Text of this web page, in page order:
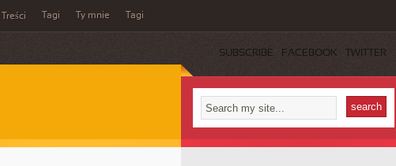
Tagi Ty mnie Tagi
SUBSCRIBE FACEBOOK TWITTER